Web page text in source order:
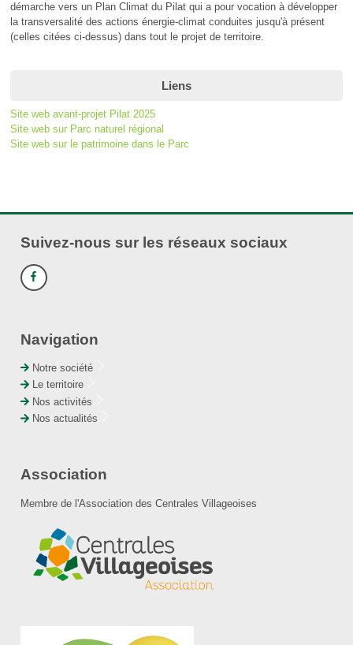
démarche vers un Plan Climat du Pilat qui a pour vocation à développer
la transversalité des actions énergie-climat conduites jusqu'à présent
(celles citées ci-dessus) dans tout le projet de territoire.
Liens
Site web avant-projet Pilat 2025
Site web sur Parc naturel régional
Site web sur le patrimoine dans le Parc
Suivez-nous sur les réseaux sociaux
Navigation
Notre société
Le territoire
Nos activités
Nos actualités
Association
Membre de l'Association des Centrales Villageoises